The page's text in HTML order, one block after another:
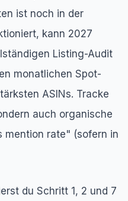
ist noch in der
kann 2027
Listing-Audit
monatlichen Spot-
ASINs. Tracke
auch organische
mention rate" (sofern in
du Schritt 1, 2 und 7